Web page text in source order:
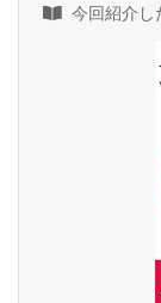
今回紹介し